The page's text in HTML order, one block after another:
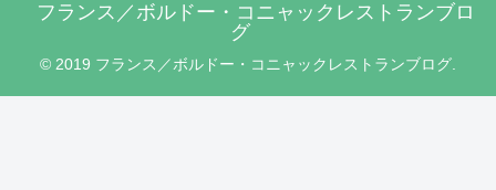
フランス／ボルドー・コニャックレストランブロ
グ
© 2019 フランス／ボルドー・コニャックレストランブログ.